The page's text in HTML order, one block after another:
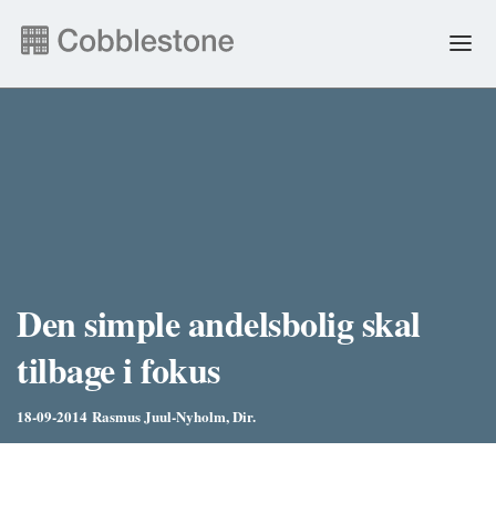
JOB
ENGLISH
Den simple andelsbolig skal
tilbage i fokus
18-09-2014 Rasmus Juul-Nyholm, Dir.